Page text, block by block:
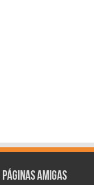
Páginas amigas